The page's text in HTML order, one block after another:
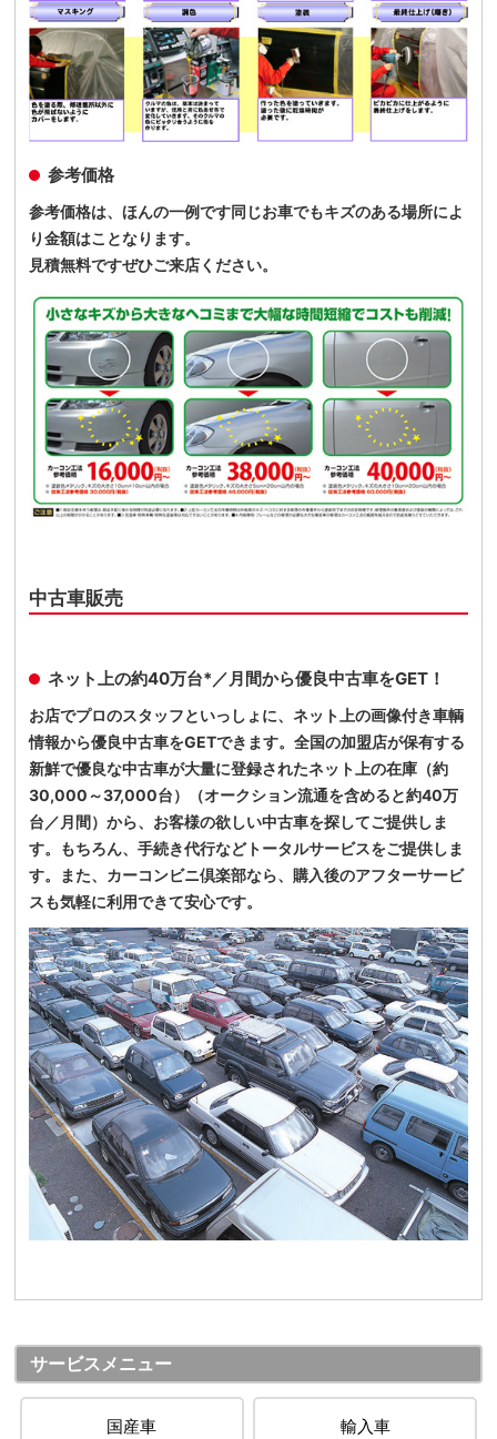
参考価格
参考価格は、ほんの一例です同じお車でもキズのある場所によ
り金額はことなります。
見積無料ですぜひご来店ください。
中古車販売
ネット上の約40万台*／月間から優良中古車をGET！
お店でプロのスタッフといっしょに、ネット上の画像付き車輌
情報から優良中古車をGETできます。全国の加盟店が保有する
新鮮で優良な中古車が大量に登録されたネット上の在庫（約
30,000～37,000台）（オークション流通を含めると約40万
台／月間）から、お客様の欲しい中古車を探してご提供しま
す。もちろん、手続き代行などトータルサービスをご提供しま
す。また、カーコンビニ倶楽部なら、購入後のアフターサービ
スも気軽に利用できて安心です。
サービスメニュー
国産車 輸入車